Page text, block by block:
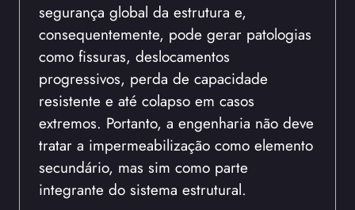
segurança global da estrutura e,
consequentemente, pode gerar patologias
como fissuras, deslocamentos
progressivos, perda de capacidade
resistente e até colapso em casos
extremos. Portanto, a engenharia não deve
tratar a impermeabilização como elemento
secundário, mas sim como parte
integrante do sistema estrutural.